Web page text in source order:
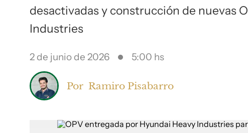
desactivadas y construcción de nuevas
Industries
2 de junio de 2026 5:00 hs
Por Ramiro Pisabarro